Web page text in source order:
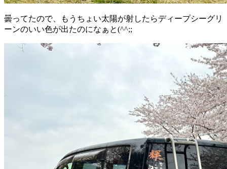
曇ってたので、もうちょい太陽が射したらディープシーグリ
ーンのいい色が出たのになぁと(^^;;